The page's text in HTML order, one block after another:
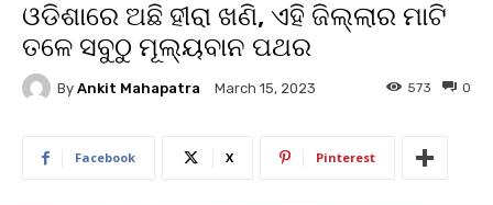
ଓଡିଶାରେ ଅଛି ହୀରା ଖଣି, ଏହି ଜିଲ୍ଲାର ମାଟି
ତଳେ ସବୁଠୁ ମୂଲ୍ୟବାନ ପଥର
By Ankit Mahapatra March 15, 2023 0
573
Facebook X Pinterest